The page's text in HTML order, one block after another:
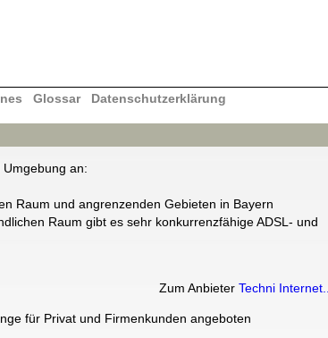
Glossar Datenschutzerklärung
Umgebung an:
Raum und angrenzenden Gebieten in Bayern
Raum gibt es sehr konkurrenzfähige ADSL- und
Zum AnbieterTechni Internet...
für Privat und Firmenkunden angeboten